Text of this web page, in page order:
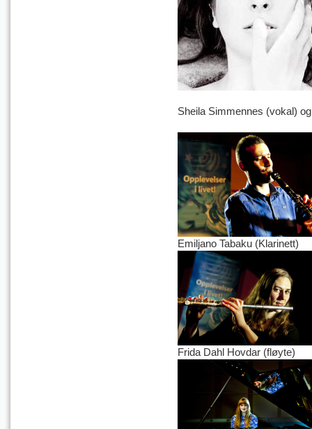
Sheila Simmennes (vokal)
Emiljano Tabaku (Klarinett)
Frida Dahl Hovdar (fløyte)